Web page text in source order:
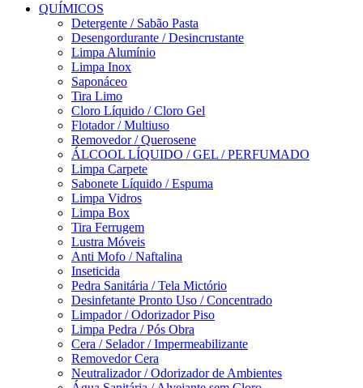
QUÍMICOS
Detergente / Sabão Pasta
Desengordurante / Desincrustante
Limpa Alumínio
Limpa Inox
Saponáceo
Tira Limo
Cloro Líquido / Cloro Gel
Flotador / Multiuso
Removedor / Querosene
ÁLCOOL LÍQUIDO / GEL / PERFUMADO
Limpa Carpete
Sabonete Líquido / Espuma
Limpa Vidros
Limpa Box
Tira Ferrugem
Lustra Móveis
Anti Mofo / Naftalina
Inseticida
Pedra Sanitária / Tela Mictório
Desinfetante Pronto Uso / Concentrado
Limpador / Odorizador Piso
Limpa Pedra / Pós Obra
Cera / Selador / Impermeabilizante
Removedor Cera
Neutralizador / Odorizador de Ambientes